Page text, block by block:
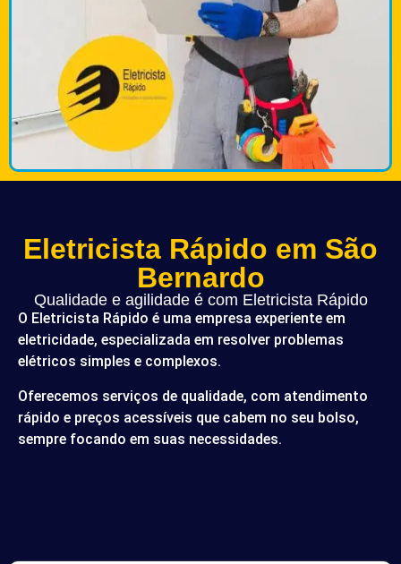
Eletricista Rápido em São
Bernardo
Qualidade e agilidade é com Eletricista Rápido
O Eletricista Rápido é uma empresa experiente em
eletricidade, especializada em resolver problemas
elétricos simples e complexos.
Oferecemos serviços de qualidade, com atendimento
rápido e preços acessíveis que cabem no seu bolso,
sempre focando em suas necessidades.